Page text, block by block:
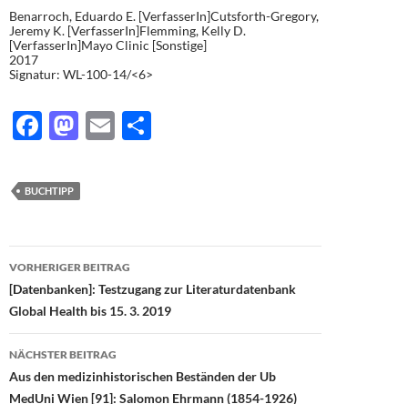
Benarroch, Eduardo E. [VerfasserIn]Cutsforth-Gregory,
Jeremy K. [VerfasserIn]Flemming, Kelly D.
[VerfasserIn]Mayo Clinic [Sonstige]
2017
Signatur: WL-100-14/<6>
F
e
b
o
o
k
M
to
d
o
n
E
BUCHTIPP
Beitragsnavigation
VORHERIGER BEITRAG
[Datenbanken]: Testzugang zur Literaturdatenbank
Global Health bis 15. 3. 2019
NÄCHSTER BEITRAG
Aus den medizinhistorischen Beständen der Ub
MedUni Wien [91]: Salomon Ehrmann (1854-1926)